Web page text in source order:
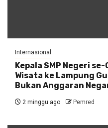
Internasional
Kepala SMP Negeri
Wisata ke Lampung
Bukan Anggaran
2 minggu ago Pemred